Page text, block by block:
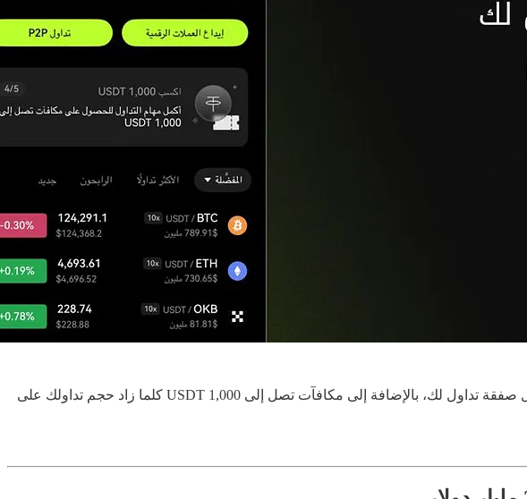
هذه الحملة مخصصة حصريًا لمستخدمي OKX في المملكة العربية السعودية.احصل على 50 USDT مجانًا عند إتمام أول صفقة تداول لك، بالإضافة إلى مكافآت تصل إلى 1,000 USDT كلما زاد حجم تداولك على